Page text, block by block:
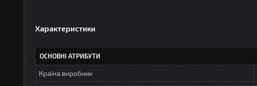
Характеристики
ОСНОВНІ АТРИБУТИ
Країна виробник